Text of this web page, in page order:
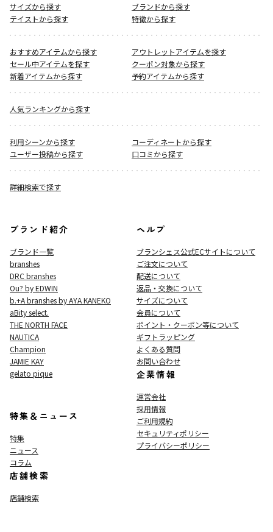
サイズから探す
ブランドから探す
テイストから探す
特徴から探す
おすすめアイテムから探す
アウトレットアイテムを探す
セール中アイテムを探す
クーポン対象から探す
新着アイテムから探す
予約アイテムから探す
人気ランキングから探す
利用シーンから探す
コーディネートから探す
ユーザー投稿から探す
口コミから探す
詳細検索で探す
ブランド紹介
ブランド一覧
branshes
DRC branshes
Ou? by EDWIN
b.+A branshes by AYA KANEKO
aBity select.
THE NORTH FACE
NAUTICA
Champion
JAMIE KAY
gelato pique
特集＆ニュース
特集
ニュース
コラム
店舗検索
店舗検索
ヘルプ
ブランシェス公式ECサイトについて
ご注文について
配送について
返品・交換について
サイズについて
会員について
ポイント・クーポン等について
ギフトラッピング
よくある質問
お問い合わせ
企業情報
運営会社
採用情報
ご利用規約
セキュリティポリシー
プライバシーポリシー